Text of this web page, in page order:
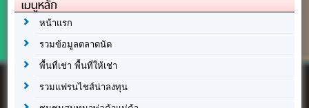
เมนูหลัก
หน้าแรก
รวมข้อมูลตลาดนัด
พื้นที่เช่า พื้นที่ให้เช่า
รวมแฟรนไชส์น่าลงทุน